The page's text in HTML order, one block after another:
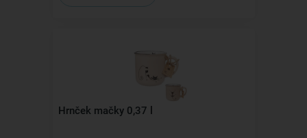
Hrnček mačky 0,37 l